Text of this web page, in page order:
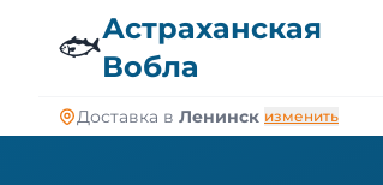
🐟Астраханская
Вобла
Доставка в Ленинск изменить